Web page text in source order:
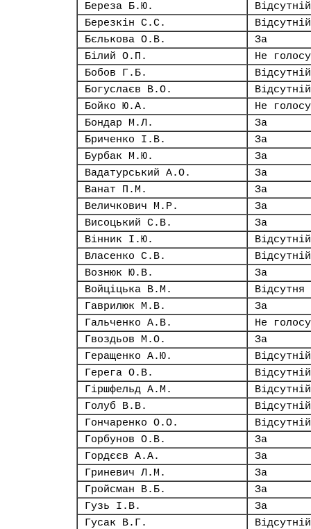
Береза Б.Ю.
Відсутній
Березкін С.С.
Відсутній
Бєлькова О.В.
За
Білий О.П.
Не
Бобов Г.Б.
Відсутній
Богуслаєв В.О.
Відсутній
Бойко Ю.А.
Не
Бондар М.Л.
За
Бриченко І.В.
За
Бурбак М.Ю.
За
Вадатурський А.О.
За
Ванат П.М.
За
Величкович М.Р.
За
Висоцький С.В.
За
Вінник І.Ю.
Відсутній
Власенко С.В.
Відсутній
Вознюк Ю.В.
За
Войціцька В.М.
Відсутня
Гаврилюк М.В.
За
Гальченко А.В.
Не
Гвоздьов М.О.
За
Геращенко А.Ю.
Відсутній
Герега О.В.
Відсутній
Гіршфельд А.М.
Відсутній
Голуб В.В.
Відсутній
Гончаренко О.О.
Відсутній
Горбунов О.В.
За
Гордєєв А.А.
За
Гриневич Л.М.
За
Гройсман В.Б.
За
Гузь І.В.
За
Гусак В.Г.
Відсутній